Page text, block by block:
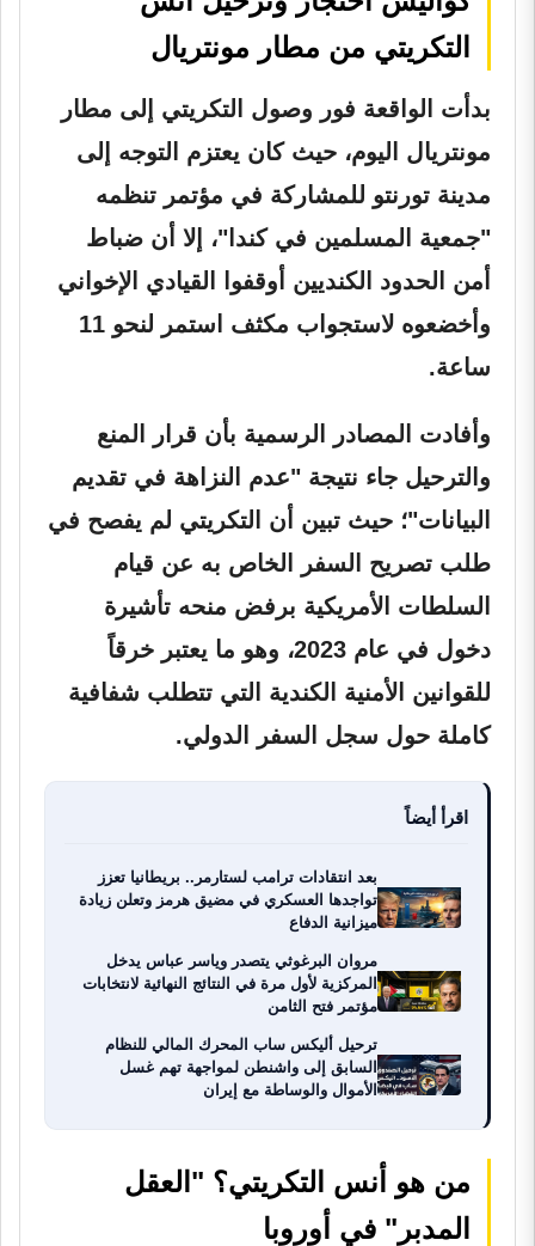
التكريتي من مطار مونتريال
بدأت الواقعة فور وصول التكريتي إلى مطار
مونتريال اليوم، حيث كان يعتزم التوجه إلى
مدينة تورنتو للمشاركة في مؤتمر تنظمه
"جمعية المسلمين في كندا"، إلا أن ضباط
أمن الحدود الكنديين أوقفوا القيادي الإخواني
وأخضعوه لاستجواب مكثف استمر لنحو 11
ساعة.
وأفادت المصادر الرسمية بأن قرار المنع
والترحيل جاء نتيجة "عدم النزاهة في تقديم
البيانات"؛ حيث تبين أن التكريتي لم يفصح في
طلب تصريح السفر الخاص به عن قيام
السلطات الأمريكية برفض منحه تأشيرة
دخول في عام 2023، وهو ما يعتبر خرقاً
للقوانين الأمنية الكندية التي تتطلب شفافية
كاملة حول سجل السفر الدولي.
اقرأ أيضاً
بعد انتقادات ترامب لستارمر.. بريطانيا تعزز
تواجدها العسكري في مضيق هرمز وتعلن زيادة
ميزانية الدفاع
مروان البرغوثي يتصدر وياسر عباس يدخل
المركزية لأول مرة في النتائج النهائية لانتخابات
مؤتمر فتح الثامن
ترحيل أليكس ساب المحرك المالي للنظام
السابق إلى واشنطن لمواجهة تهم غسل
الأموال والوساطة مع إيران
من هو أنس التكريتي؟ "العقل
المدبر" في أوروبا